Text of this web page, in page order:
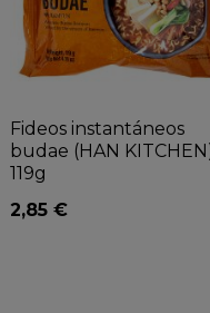
Fideos instantáneos
budae (HAN
119g
2,85 €